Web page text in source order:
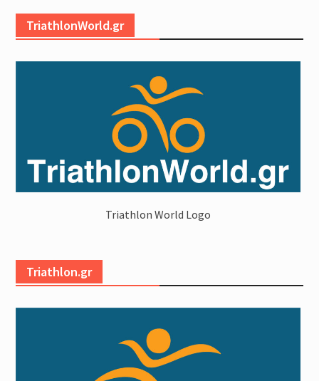
TriathlonWorld.gr
Triathlon World Logo
Triathlon.gr